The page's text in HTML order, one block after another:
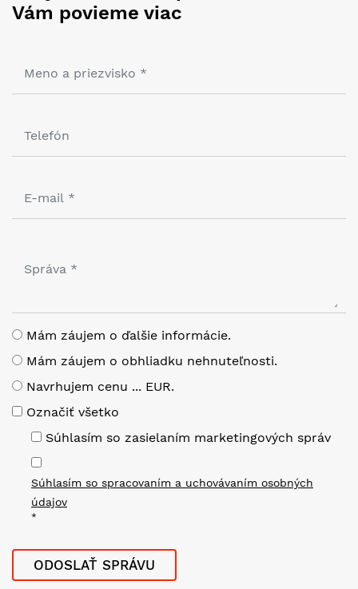
Vám povieme viac
Mám záujem o ďalšie informácie.
Mám záujem o obhliadku nehnuteľnosti.
Navrhujem cenu ... EUR.
Označiť všetko
Súhlasím so zasielaním marketingových správ
Súhlasím so spracovaním a uchovávaním osobných
údajov
*